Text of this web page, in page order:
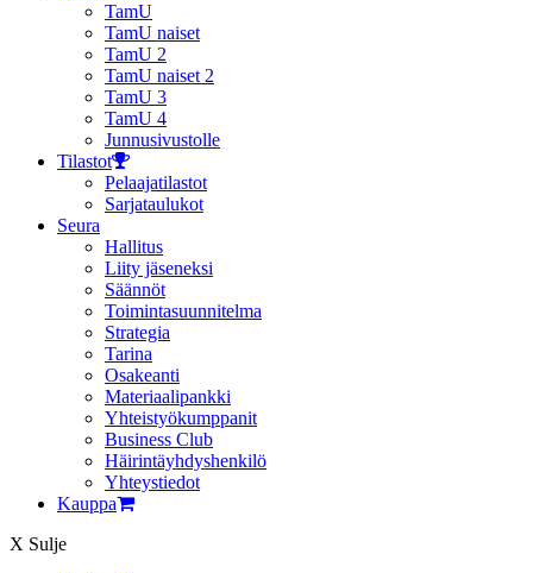
TamU
TamU naiset
TamU 2
TamU naiset 2
TamU 3
TamU 4
Junnusivustolle
Tilastot
Pelaajatilastot
Sarjataulukot
Seura
Hallitus
Liity jäseneksi
Säännöt
Toimintasuunnitelma
Strategia
Tarina
Osakeanti
Materiaalipankki
Yhteistyö­kumppanit
Business Club
Häirintä­yhdyshenkilö
Yhteystiedot
Kauppa
X Sulje